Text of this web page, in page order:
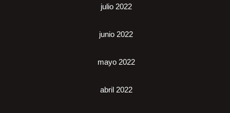
julio 2022
junio 2022
mayo 2022
abril 2022